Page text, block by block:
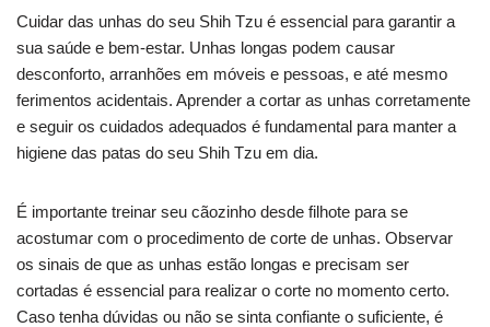
Cuidar das unhas do seu Shih Tzu é essencial para garantir a
sua saúde e bem-estar. Unhas longas podem causar
desconforto, arranhões em móveis e pessoas, e até mesmo
ferimentos acidentais. Aprender a cortar as unhas corretamente
e seguir os cuidados adequados é fundamental para manter a
higiene das patas do seu Shih Tzu em dia.
É importante treinar seu cãozinho desde filhote para se
acostumar com o procedimento de corte de unhas. Observar
os sinais de que as unhas estão longas e precisam ser
cortadas é essencial para realizar o corte no momento certo.
Caso tenha dúvidas ou não se sinta confiante o suficiente, é